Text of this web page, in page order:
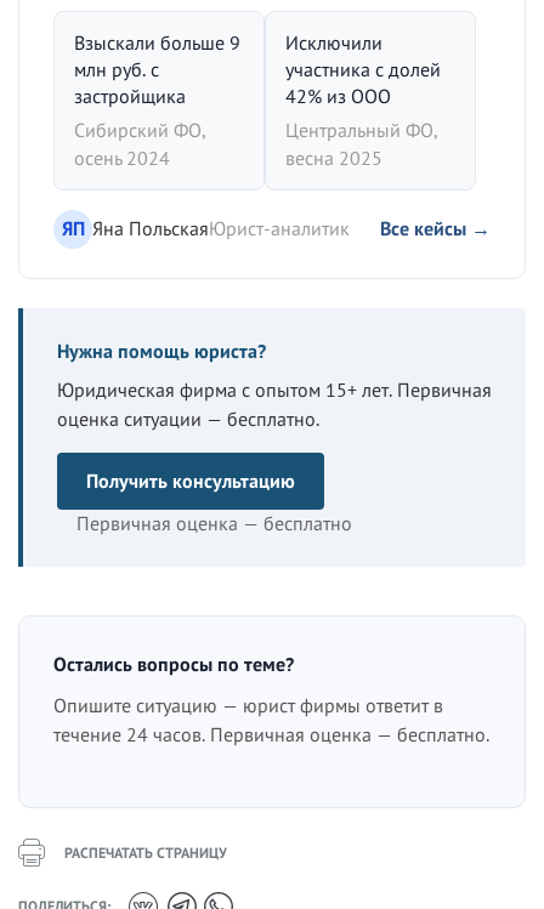
Взыскали больше 9
млн руб. с
застройщика
Сибирский ФО,
осень 2024
Исключили
участника с долей
42% из ООО
Центральный ФО,
весна 2025
ЯП Яна ПольскаяЮрист-аналитик Все кейсы →
Нужна помощь юриста?
Юридическая фирма с опытом 15+ лет. Первичная
оценка ситуации — бесплатно.
Получить консультацию
Первичная оценка — бесплатно
Остались вопросы по теме?
Опишите ситуацию — юрист фирмы ответит в
течение 24 часов. Первичная оценка — бесплатно.
РАСПЕЧАТАТЬ СТРАНИЦУ